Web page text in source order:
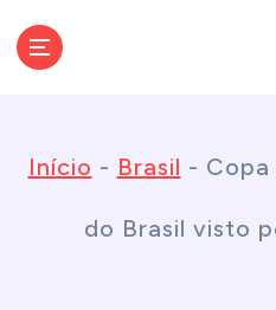
Início - Brasil - Copa
do Brasil visto